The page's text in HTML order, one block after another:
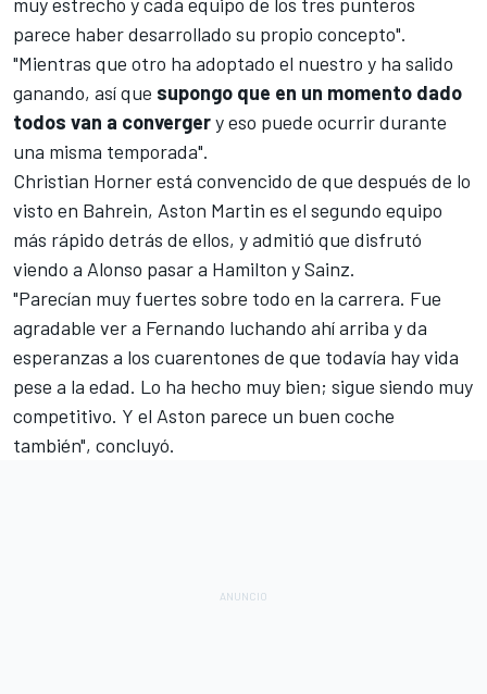
parece haber desarrollado su propio concepto".
"Mientras que otro ha adoptado el nuestro y ha salido
ganando, así que supongo que en un momento dado
todos van a convergery eso puede ocurrir durante
una misma temporada".
Christian Horner está convencido de que después de lo
visto en Bahrein, Aston Martin es el segundo equipo
más rápido detrás de ellos, y admitió que disfrutó
viendo a Alonso pasar a Hamilton y Sainz.
"Parecían muy fuertes sobre todo en la carrera. Fue
agradable ver a Fernando luchando ahí arriba y da
esperanzas a los cuarentones de que todavía hay vida
pese a la edad. Lo ha hecho muy bien; sigue siendo muy
competitivo. Y el Aston parece un buen coche
también", concluyó.